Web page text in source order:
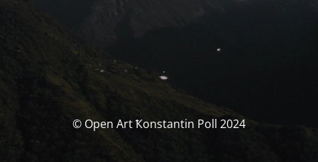
© Open Art Ҟonstantin Poll 2024